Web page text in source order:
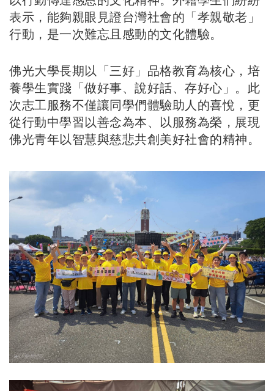
表示，能夠親眼見證台灣社會的「孝親敬老」
行動，是一次難忘且感動的文化體驗。
佛光大學長期以「三好」品格教育為核心，培
養學生實踐「做好事、說好話、存好心」。此
次志工服務不僅讓同學們體驗助人的喜悅，更
從行動中學習以善念為本、以服務為榮，展現
佛光青年以智慧與慈悲共創美好社會的精神。